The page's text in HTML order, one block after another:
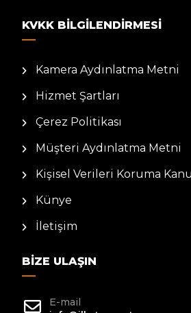
KVKK BILGILENDIRMESI
Kamera Aydınlatma Metni
Hizmet Şartları
Çerez Politikası
Müşteri Aydınlatma Metni
Kişisel Verileri Koruma
Künye
İletişim
BIZE ULAŞIN
E-mail